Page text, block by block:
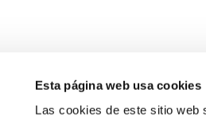
Esta página web usa cookies
Las cookies de este sitio web